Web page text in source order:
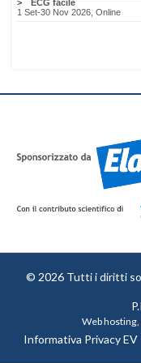
© 2026 Tutti i diritti
Web
Informativa Privacy EV